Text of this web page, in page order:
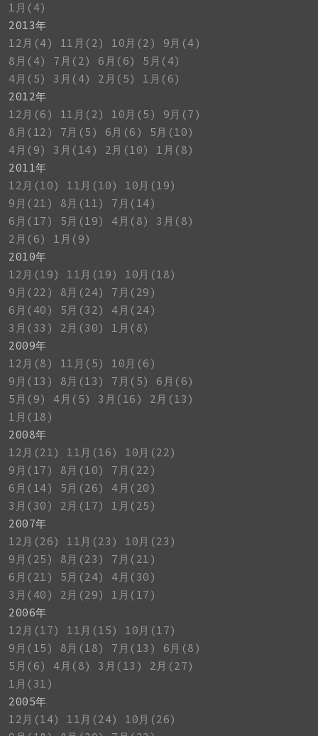
1月(4)
2013年
12月(4)
11月(2) 10月(2)
9月(4)
8月(4)
7月(2) 6月(6)
5月(4)
4月(5)
3月(4) 2月(5)
1月(6)
2012年
12月(6)
11月(2) 10月(5)
9月(7)
8月(12)
7月(5) 6月(6)
5月(10)
4月(9)
3月(14) 2月(10)
1月(8)
2011年
12月(10)
11月(10)
10月(19)
9月(21)
8月(11)
7月(14)
6月(17)
5月(19) 4月(8)
3月(8)
2月(6)
1月(9)
2010年
12月(19)
11月(19)
10月(18)
9月(22)
8月(24)
7月(29)
6月(40)
5月(32)
4月(24)
3月(33)
2月(30)
1月(8)
2009年
12月(8)
11月(5)
10月(6)
9月(13)
8月(13) 7月(5)
6月(6)
5月(9)
4月(5) 3月(16)
2月(13)
1月(18)
2008年
12月(21)
11月(16)
10月(22)
9月(17)
8月(10)
7月(22)
6月(14)
5月(26)
4月(20)
3月(30)
2月(17)
1月(25)
2007年
12月(26)
11月(23)
10月(23)
9月(25)
8月(23)
7月(21)
6月(21)
5月(24)
4月(30)
3月(40)
2月(29)
1月(17)
2006年
12月(17)
11月(15)
10月(17)
9月(15)
8月(18) 7月(13)
6月(8)
5月(6)
4月(8) 3月(13)
2月(27)
1月(31)
2005年
12月(14)
11月(24)
10月(26)